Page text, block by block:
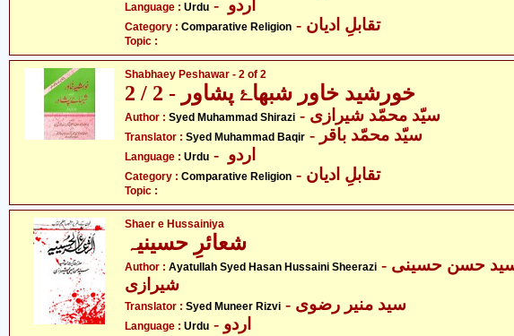
Language : Urdu
Category : Comparative Religion - تقابلِ ادیان
Topic :
Shabhaey Peshawar - 2 of 2
خورشید خاور شبھاۓ پشاور - 2 / 2
Author : Syed Muhammad Shirazi - سیّد محمّد شیرازی
Translator : Syed Muhammad Baqir - سیّد محمّد باقر
Language : Urdu
Category : Comparative Religion - تقابلِ ادیان
Topic :
Shaer e Hussainiya
شعائرِ حسینیہ
Author : Ayatullah Syed Hasan Hussaini Sheerazi - آیت اللہ سید حسن حسینی
شیرازی
Translator : Syed Muneer Rizvi - سید منیر رضوی
Language : Urdu - اردو